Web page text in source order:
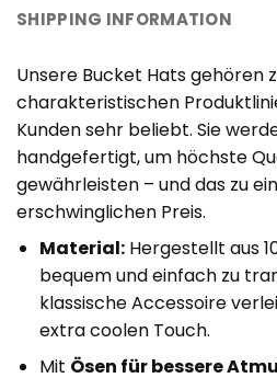
SHIPPING INFORMATION
Unsere Bucket Hats gehören
charakteristischen
Kunden sehr beliebt. Sie
handgefertigt, um höchste
gewährleisten – und das zu
erschwinglichen Preis.
Material:Hergestellt aus
bequem und einfach zu
klassische Accessoire
extra coolen Touch.
Mit Ösen für bessere